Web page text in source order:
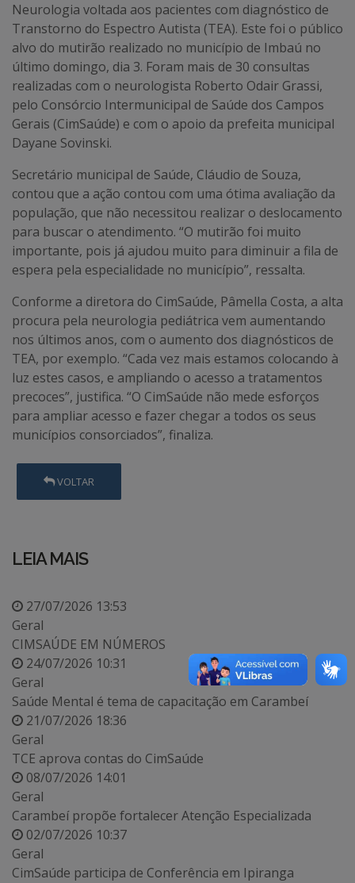
Neurologia voltada aos pacientes com diagnóstico de
Transtorno do Espectro Autista (TEA). Este foi o público
alvo do mutirão realizado no município de Imbaú no
último domingo, dia 3. Foram mais de 30 consultas
realizadas com o neurologista Roberto Odair Grassi,
pelo Consórcio Intermunicipal de Saúde dos Campos
Gerais (CimSaúde) e com o apoio da prefeita municipal
Dayane Sovinski.
Secretário municipal de Saúde, Cláudio de Souza,
contou que a ação contou com uma ótima avaliação da
população, que não necessitou realizar o deslocamento
para buscar o atendimento. “O mutirão foi muito
importante, pois já ajudou muito para diminuir a fila de
espera pela especialidade no município”, ressalta.
Conforme a diretora do CimSaúde, Pâmella Costa, a alta
procura pela neurologia pediátrica vem aumentando
nos últimos anos, com o aumento dos diagnósticos de
TEA, por exemplo. “Cada vez mais estamos colocando à
luz estes casos, e ampliando o acesso a tratamentos
precoces”, justifica. “O CimSaúde não mede esforços
para ampliar acesso e fazer chegar a todos os seus
municípios consorciados”, finaliza.
VOLTAR
LEIA MAIS
27/07/2026 13:53
Geral
CIMSAÚDE EM NÚMEROS
24/07/2026 10:31
Geral
Saúde Mental é tema de capacitação em Carambeí
21/07/2026 18:36
Geral
TCE aprova contas do CimSaúde
08/07/2026 14:01
Geral
Carambeí propõe fortalecer Atenção Especializada
02/07/2026 10:37
Geral
CimSaúde participa de Conferência em Ipiranga